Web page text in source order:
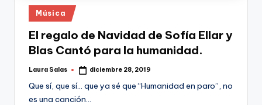
Publicado
en
Música
El regalo de Navidad de Sofía Ellar y
Blas Cantó para la humanidad.
Publicado
Laura Salas diciembre 28, 2019
Que sí, que sí… que ya sé que “Humanidad en paro”, no
es una canción…